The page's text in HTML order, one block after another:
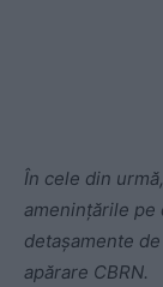
În cele din
amenințările pe
detașamente
apărare CBRN.